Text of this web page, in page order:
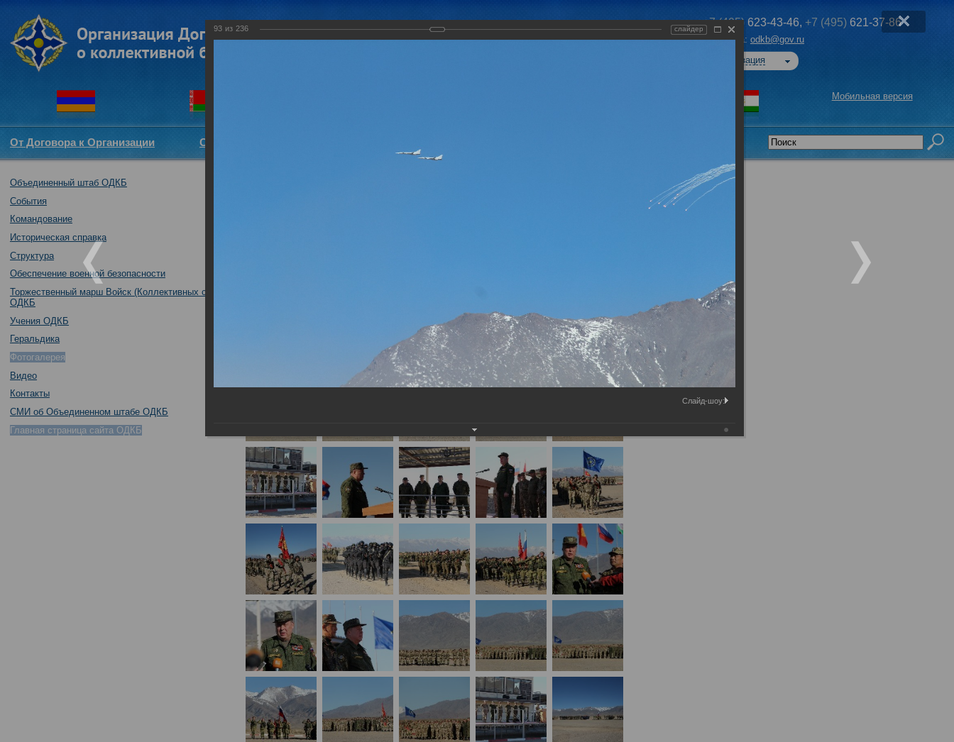
+7 (495) 623-43-46, +7 (495) 621-37-86
Эл. почта: odkb@gov.ru
Авторизация
Мобильная версия
От Договора к Организации Структура ОДКБ
Объединенный штаб ОДКБ
События
Командование
Историческая справка
Структура
Обеспечение военной безопасности
Торжественный марш Войск (Коллективных сил)
ОДКБ
Учения ОДКБ
Геральдика
Фотогалерея
Видео
Контакты
СМИ об Объединенном штабе ОДКБ
Главная страница сайта ОДКБ
93 из 236 слайдер
Слайд-шоу: